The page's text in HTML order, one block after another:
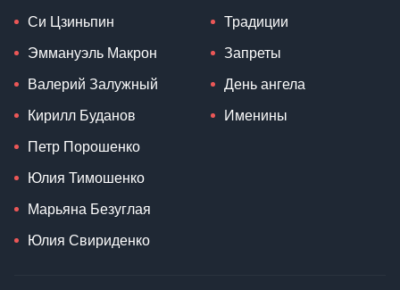
Си Цзиньпин
Эммануэль Макрон
Валерий Залужный
Кирилл Буданов
Петр Порошенко
Юлия Тимошенко
Марьяна Безуглая
Юлия Свириденко
Традиции
Запреты
День ангела
Именины